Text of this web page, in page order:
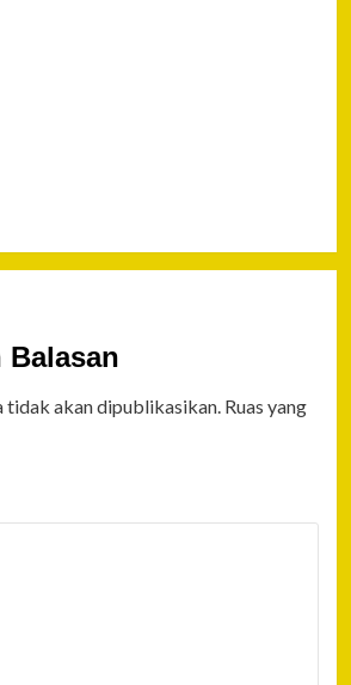
tidak akan dipublikasikan. Ruas yang